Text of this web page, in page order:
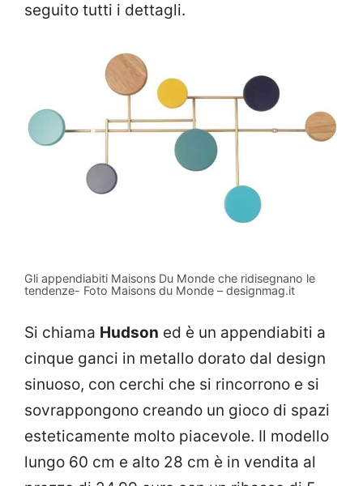
seguito tutti i dettagli.
Gli appendiabiti Maisons Du Monde che ridisegnano le
tendenze- Foto Maisons du Monde – designmag.it
Si chiama Hudson ed è un appendiabiti a
cinque ganci in metallo dorato dal design
sinuoso, con cerchi che si rincorrono e si
sovrappongono creando un gioco di spazi
esteticamente molto piacevole. Il modello
lungo 60 cm e alto 28 cm è in vendita al